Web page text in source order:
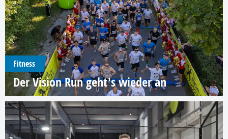
Fitness
Der Vision Run geht's wieder an